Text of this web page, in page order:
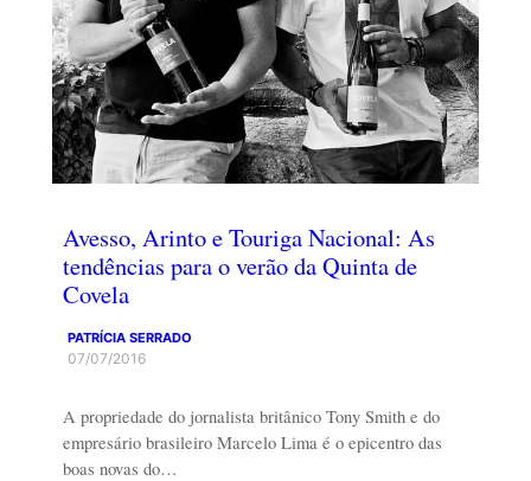
Avesso, Arinto e Touriga Nacional: As
tendências para o verão da Quinta de
Covela
PATRÍCIA SERRADO
07/07/2016
A propriedade do jornalista britânico Tony Smith e do
empresário brasileiro Marcelo Lima é o epicentro das
boas novas do…